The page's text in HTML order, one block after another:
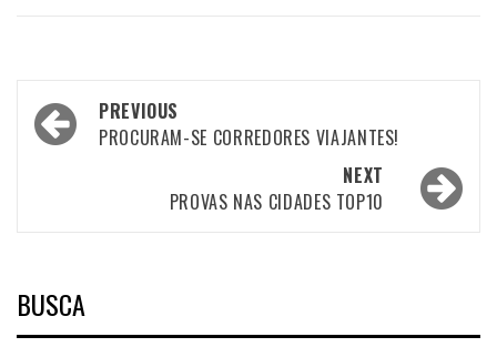
Post
navigation
PREVIOUS
PROCURAM-SE CORREDORES VIAJANTES!
NEXT
PROVAS NAS CIDADES TOP10
BUSCA